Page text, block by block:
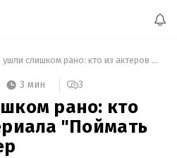
Они ушли слишком рано: кто из актеров сериала "Поймать Кайдаша" умер
3 мин 3
рано: кто
"Поймать